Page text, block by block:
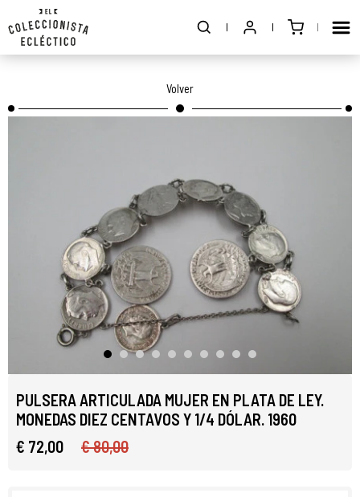
Volver
PULSERA ARTICULADA MUJER EN PLATA DE LEY.
MONEDAS DIEZ CENTAVOS Y 1/4 DÓLAR. 1960
€ 72,00
€ 80,00